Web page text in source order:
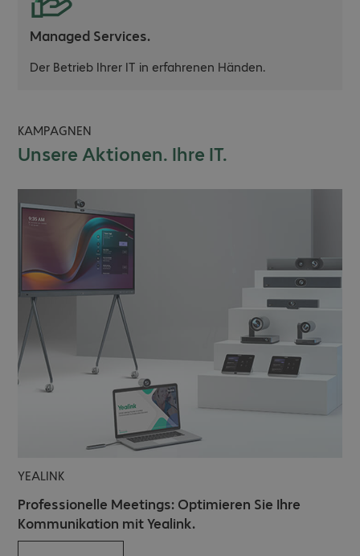
Managed Services.
Der Betrieb Ihrer IT in erfahrenen Händen.
KAMPAGNEN
Unsere Aktionen. Ihre IT.
YEALINK
Professionelle Meetings: Optimieren Sie Ihre
Kommunikation mit Yealink.